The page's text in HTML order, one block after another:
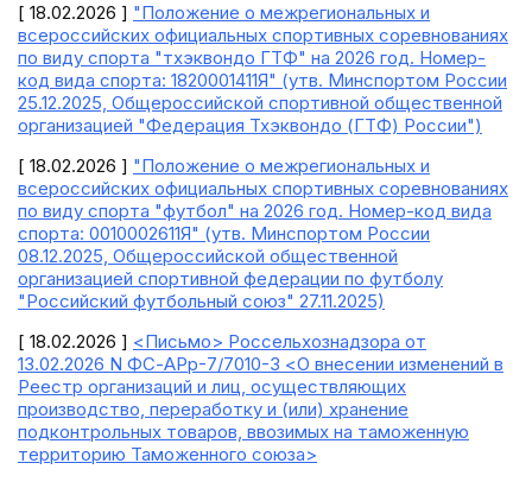
[ 18.02.2026 ] "Положение о межрегиональных и
всероссийских официальных спортивных соревнованиях
по виду спорта "тхэквондо ГТФ" на 2026 год. Номер-
код вида спорта: 1820001411Я" (утв. Минспортом России
25.12.2025, Общероссийской спортивной общественной
организацией "Федерация Тхэквондо (ГТФ) России")
[ 18.02.2026 ] "Положение о межрегиональных и
всероссийских официальных спортивных соревнованиях
по виду спорта "футбол" на 2026 год. Номер-код вида
спорта: 0010002611Я" (утв. Минспортом России
08.12.2025, Общероссийской общественной
организацией спортивной федерации по футболу
"Российский футбольный союз" 27.11.2025)
[ 18.02.2026 ] <Письмо> Россельхознадзора от
13.02.2026 N ФС-АРр-7/7010-3 <О внесении изменений в
Реестр организаций и лиц, осуществляющих
производство, переработку и (или) хранение
подконтрольных товаров, ввозимых на таможенную
территорию Таможенного союза>